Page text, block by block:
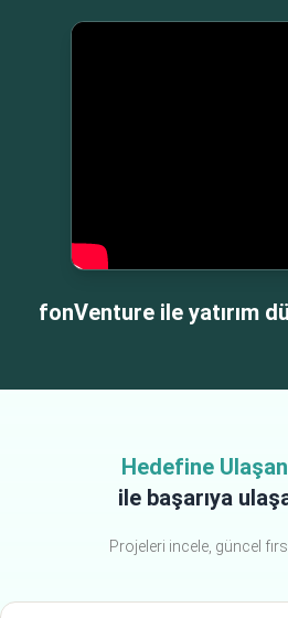
fonVenture ile yatırım
Hedefine
ile başarıya
Projeleri incele, güncel